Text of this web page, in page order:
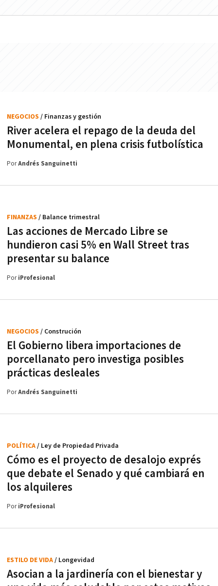
River acelera el repago de la deuda del
Monumental, en plena crisis futbolística
NEGOCIOS / Finanzas y gestión
PorAndrés Sanguinetti
Las acciones de Mercado Libre se
hundieron casi 5% en Wall Street tras
presentar su balance
FINANZAS / Balance trimestral
PoriProfesional
El Gobierno libera importaciones de
porcellanato pero investiga posibles
prácticas desleales
NEGOCIOS / Construción
PorAndrés Sanguinetti
Cómo es el proyecto de desalojo exprés
que debate el Senado y qué cambiará en
los alquileres
POLÍTICA/ Ley de Propiedad Privada
PoriProfesional
Asocian a la jardinería con el bienestar y
ESTILO DE VIDA/ Longevidad